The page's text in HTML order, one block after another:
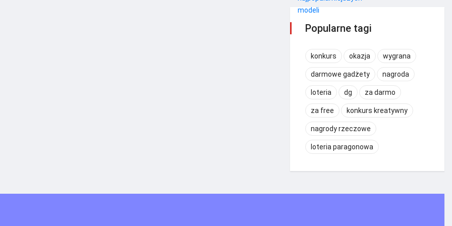
Popularne tagi
konkurs okazja wygrana
darmowe gadżety nagroda
loteria dg za darmo
za free konkurs kreatywny
nagrody rzeczowe
loteria paragonowa